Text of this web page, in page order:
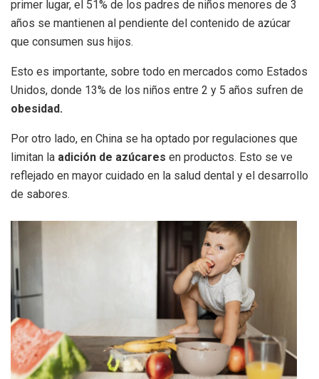
primer lugar, el 51% de los padres de niños menores de 3
años se mantienen al pendiente del contenido de azúcar
que consumen sus hijos.
Esto es importante, sobre todo en mercados como Estados
Unidos, donde 13% de los niños entre 2 y 5 años sufren de
obesidad.
Por otro lado, en China se ha optado por regulaciones que
limitan la adición de azúcares en productos. Esto se ve
reflejado en mayor cuidado en la salud dental y el desarrollo
de sabores.